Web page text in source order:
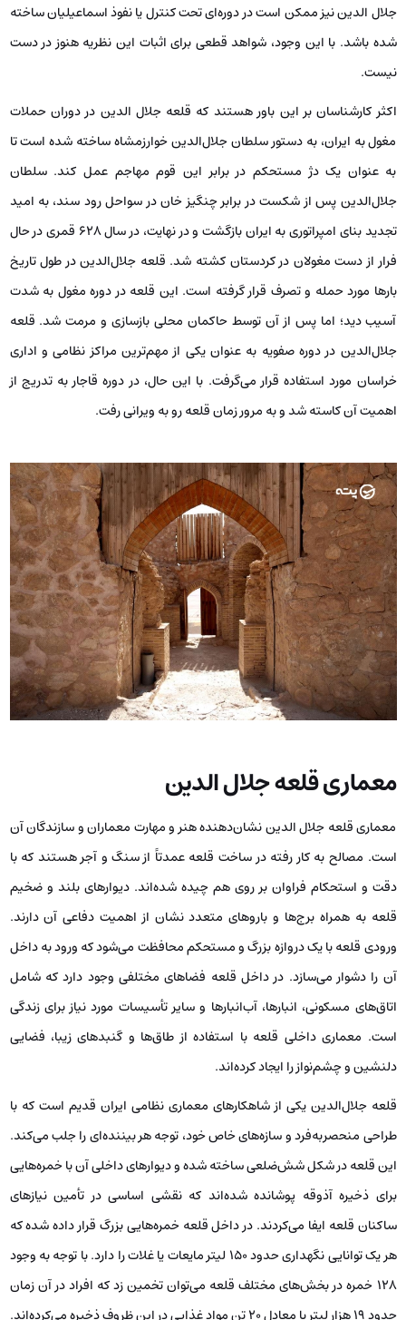
جلال الدین نیز ممکن است در دوره‌ای تحت کنترل یا نفوذ اسماعیلیان ساخته
شده باشد. با این وجود، شواهد قطعی برای اثبات این نظریه هنوز در دست
نیست.
اکثر کارشناسان بر این باور هستند که قلعه جلال الدین در دوران حملات
مغول به ایران، به دستور سلطان جلال‌الدین خوارزمشاه ساخته شده است تا
به عنوان یک دژ مستحکم در برابر این قوم مهاجم عمل کند. سلطان
جلال‌الدین پس از شکست در برابر چنگیز خان در سواحل رود سند، به امید
تجدید بنای امپراتوری به ایران بازگشت و در نهایت، در سال ۶۲۸ قمری در حال
فرار از دست مغولان در کردستان کشته شد. قلعه جلال‌الدین در طول تاریخ
بارها مورد حمله و تصرف قرار گرفته است. این قلعه در دوره مغول به شدت
آسیب دید؛ اما پس از آن توسط حاکمان محلی بازسازی و مرمت شد. قلعه
جلال‌الدین در دوره صفویه به عنوان یکی از مهم‌ترین مراکز نظامی و اداری
خراسان مورد استفاده قرار می‌گرفت. با این حال، در دوره قاجار به تدریج از
اهمیت آن کاسته شد و به مرور زمان قلعه رو به ویرانی رفت.
معماری قلعه جلال الدین
معماری قلعه جلال‌ الدین نشان‌دهنده هنر و مهارت معماران و سازندگان آن
است. مصالح به کار رفته در ساخت قلعه عمدتاً از سنگ و آجر هستند که با
دقت و استحکام فراوان بر روی هم چیده شده‌اند. دیوارهای بلند و ضخیم
قلعه به همراه برج‌ها و باروهای متعدد نشان از اهمیت دفاعی آن دارند.
ورودی قلعه با یک دروازه بزرگ و مستحکم محافظت می‌شود که ورود به داخل
آن را دشوار می‌سازد. در داخل قلعه فضاهای مختلفی وجود دارد که شامل
اتاق‌های مسکونی، انبارها، آب‌انبارها و سایر تأسیسات مورد نیاز برای زندگی
است. معماری داخلی قلعه با استفاده از طاق‌ها و گنبدهای زیبا، فضایی
دلنشین و چشم‌نواز را ایجاد کرده‌اند.
قلعه جلال‌الدین یکی از شاهکارهای معماری نظامی ایران قدیم است که با
طراحی منحصربه‌فرد و سازه‌های خاص خود، توجه هر بیننده‌ای را جلب می‌کند.
این قلعه در شکل شش‌ضلعی ساخته شده و دیوارهای داخلی آن با خمره‌هایی
برای ذخیره آذوقه پوشانده شده‌اند که نقشی اساسی در تأمین نیازهای
ساکنان قلعه ایفا می‌کردند. در داخل قلعه خمره‌هایی بزرگ قرار داده شده که
هر یک توانایی نگهداری حدود ۱۵۰ لیتر مایعات یا غلات را دارد. با توجه به وجود
۱۲۸ خمره در بخش‌های مختلف قلعه می‌توان تخمین زد که افراد در آن زمان
حدود ۱۹ هزار لیتر یا معادل ۲۰ تن مواد غذایی در این ظروف ذخیره می‌کرده‌اند.